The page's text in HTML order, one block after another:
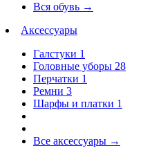
Вся обувь →
Аксессуары
Галстуки 1
Головные уборы 28
Перчатки 1
Ремни 3
Шарфы и платки 1
Все аксессуары →